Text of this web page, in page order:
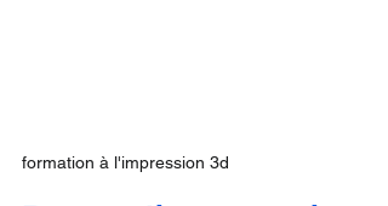
formation à l'impression 3d